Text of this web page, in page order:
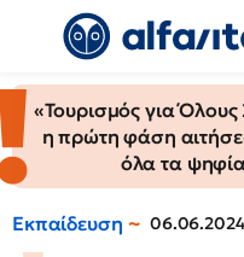
«Τουρισμός για
η πρώτη φάση
όλα τα
Εκπαίδευση